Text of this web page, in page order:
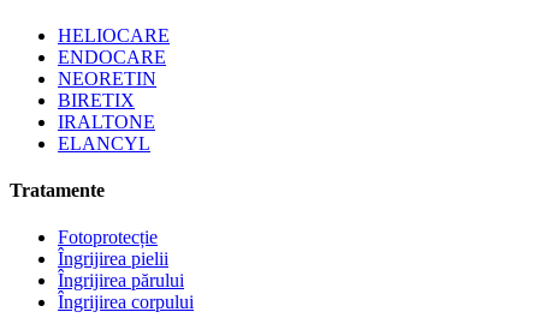
HELIOCARE
ENDOCARE
NEORETIN
BIRETIX
IRALTONE
ELANCYL
Tratamente
Fotoprotecție
Îngrijirea pielii
Îngrijirea părului
Îngrijirea corpului